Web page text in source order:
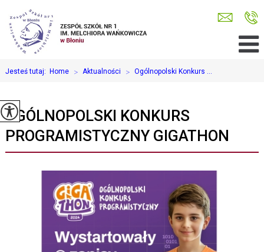
Jesteś tutaj: Home > Aktualności > Ogólnopolski Konkurs ...
OGÓLNOPOLSKI KONKURS
PROGRAMISTYCZNY GIGATHON